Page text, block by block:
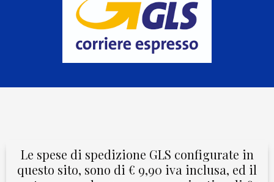
Le spese di spedizione GLS configurate in
questo sito, sono di € 9,90 iva inclusa, ed il